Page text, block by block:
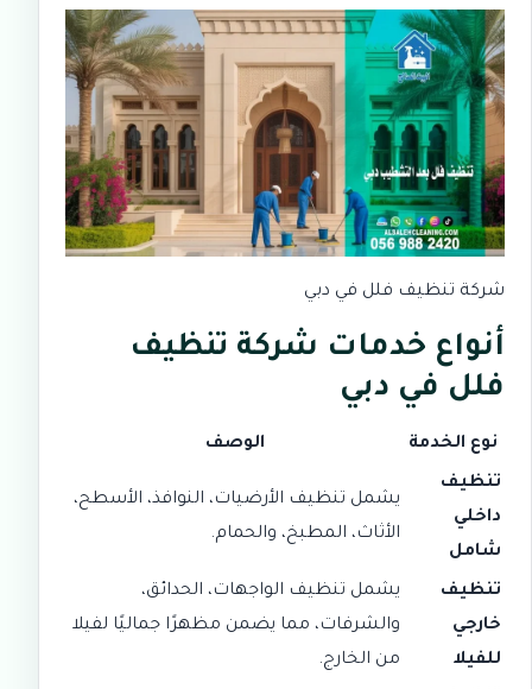
شركة تنظيف فلل في دبي
أنواع خدمات شركة تنظيف
فلل في دبي
نوع الخدمة الوصف
تنظيف
داخلي
شامل
يشمل تنظيف الأرضيات، النوافذ، الأسطح،
الأثاث، المطبخ، والحمام.
تنظيف
خارجي
للفيلا
يشمل تنظيف الواجهات، الحدائق،
والشرفات، مما يضمن مظهرًا جماليًا لفيلا
من الخارج.